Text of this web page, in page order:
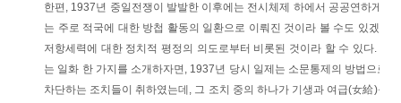
한편, 1937년 중일전쟁이 발발한 이후에는 전시체제 하에서 공공연하게 유
는 주로 적국에 대한 방첩 활동의 일환으로 이뤄진 것이라 볼 수도 있겠지
저항세력에 대한 정치적 평정의 의도로부터 비롯된 것이라 할 수 있다. 여
는 일화 한 가지를 소개하자면, 1937년 당시 일제는 소문통제의 방법으로
차단하는 조치들이 취하였는데, 그 조치 중의 하나가 기생과 여급(女給)들